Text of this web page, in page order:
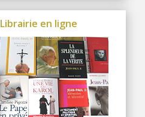
Librairie en ligne